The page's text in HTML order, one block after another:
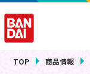
TOP 商品情報